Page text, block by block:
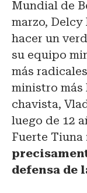
Mundial de
marzo,
hacer un
su equipo
más
ministro más
chavista,
luego de 12
Fuerte Tiuna
defensa de